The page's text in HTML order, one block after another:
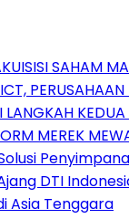
SAHAM
LANGKAH
MEREK
DTI
Asia Tenggara